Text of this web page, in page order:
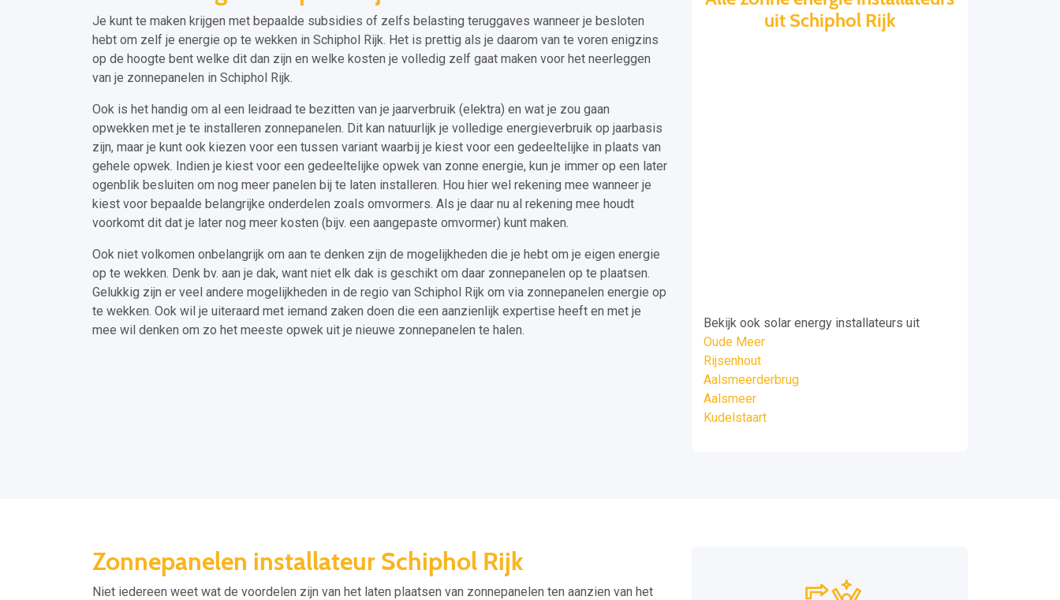
Je kunt te maken krijgen met bepaalde subsidies of zelfs belasting teruggaves wanneer je besloten
hebt om zelf je energie op te wekken in Schiphol Rijk. Het is prettig als je daarom van te voren enigzins
op de hoogte bent welke dit dan zijn en welke kosten je volledig zelf gaat maken voor het neerleggen
van je zonnepanelen in Schiphol Rijk.
Ook is het handig om al een leidraad te bezitten van je jaarverbruik (elektra) en wat je zou gaan
opwekken met je te installeren zonnepanelen. Dit kan natuurlijk je volledige energieverbruik op jaarbasis
zijn, maar je kunt ook kiezen voor een tussen variant waarbij je kiest voor een gedeeltelijke in plaats van
gehele opwek. Indien je kiest voor een gedeeltelijke opwek van zonne energie, kun je immer op een later
ogenblik besluiten om nog meer panelen bij te laten installeren. Hou hier wel rekening mee wanneer je
kiest voor bepaalde belangrijke onderdelen zoals omvormers. Als je daar nu al rekening mee houdt
voorkomt dit dat je later nog meer kosten (bijv. een aangepaste omvormer) kunt maken.
Ook niet volkomen onbelangrijk om aan te denken zijn de mogelijkheden die je hebt om je eigen energie
op te wekken. Denk bv. aan je dak, want niet elk dak is geschikt om daar zonnepanelen op te plaatsen.
Gelukkig zijn er veel andere mogelijkheden in de regio van Schiphol Rijk om via zonnepanelen energie op
te wekken. Ook wil je uiteraard met iemand zaken doen die een aanzienlijk expertise heeft en met je
mee wil denken om zo het meeste opwek uit je nieuwe zonnepanelen te halen.
uit Schiphol Rijk
Bekijk ook solar energy installateurs uit
Oude Meer
Rijsenhout
Aalsmeerderbrug
Aalsmeer
Kudelstaart
Zonnepanelen installateur Schiphol Rijk
Niet iedereen weet wat de voordelen zijn van het laten plaatsen van zonnepanelen ten aanzien van het